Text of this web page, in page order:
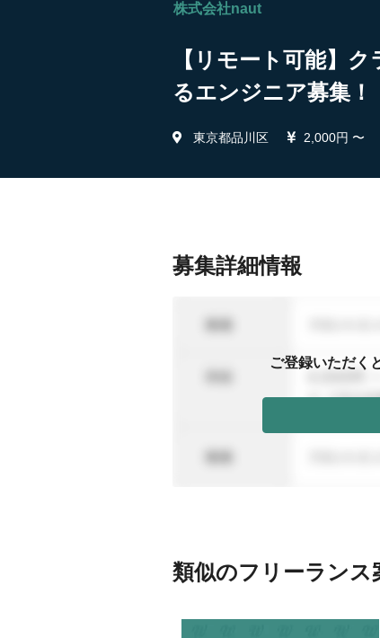
株式会社naut
【リモート可能】
るエンジニア募集
東京都品川区 2,000円 〜
募集詳細情報
ご登録いただく
類似のフリーランス